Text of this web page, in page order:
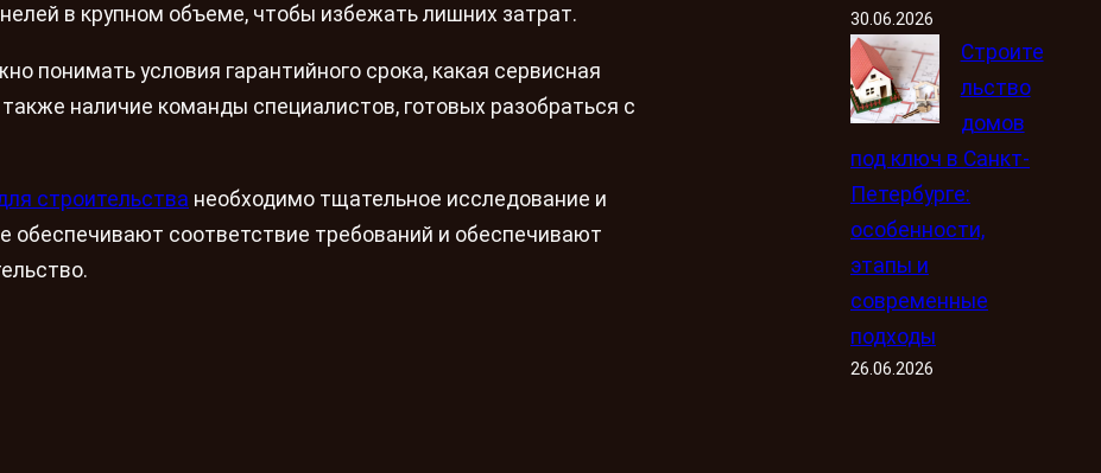
в крупном объеме, чтобы избежать лишних затрат.
понимать условия гарантийного срока, какая сервисная
наличие команды специалистов, готовых разобраться с
строительства необходимо тщательное исследование и
обеспечивают соответствие требований и обеспечивают
30.06.2026
Строите
льство
домов
под ключ в Санкт-
Петербурге:
особенности,
этапы и
современные
подходы
26.06.2026